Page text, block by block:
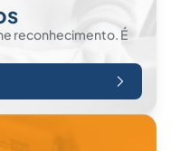
reconhecimento. É